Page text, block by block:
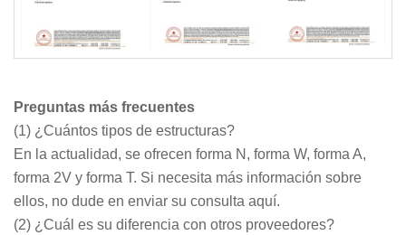
Preguntas más frecuentes
(1) ¿Cuántos tipos de estructuras?
En la actualidad, se ofrecen forma N, forma W, forma A,
forma 2V y forma T. Si necesita más información sobre
ellos, no dude en enviar su consulta aquí.
(2) ¿Cuál es su diferencia con otros proveedores?